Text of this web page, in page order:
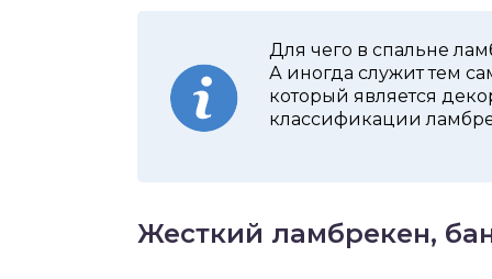
Для чего в спальне
А иногда служит тем
который является
классификации
Жесткий ламбрекен,